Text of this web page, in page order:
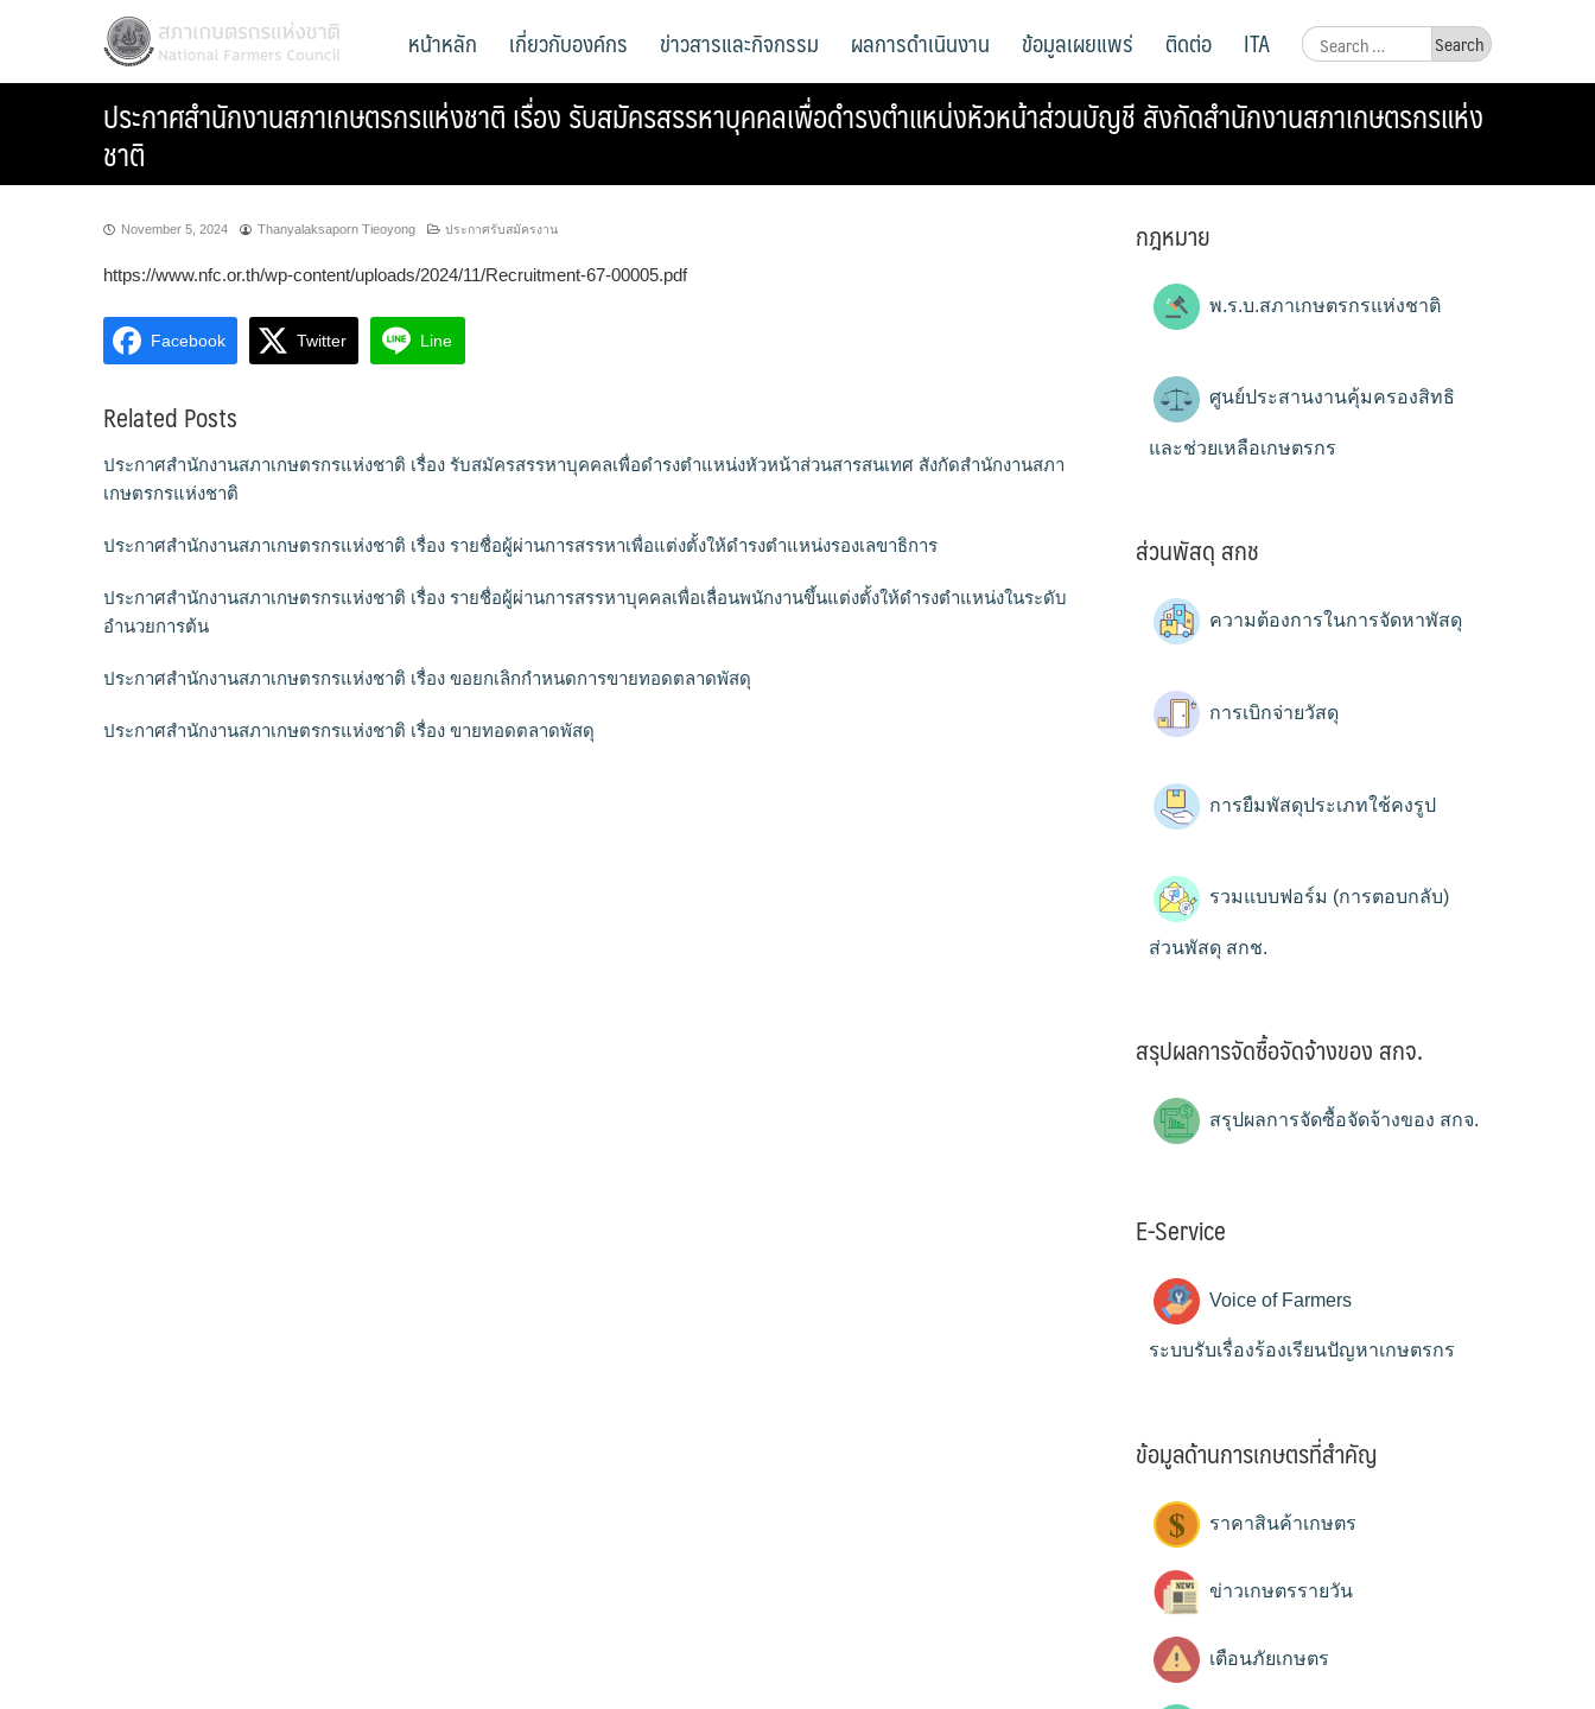
สภาเกษตรกรแห่งชาติ
National Farmers Council
Search
for:
หน้าหลัก เกี่ยวกับองค์กร ข่าวสารและกิจกรรม ผลการดำเนินงาน ข้อมูลเผยแพร่ ติดต่อ ITA
ประกาศสำนักงานสภาเกษตรกรแห่งชาติ เรื่อง รับสมัครสรรหาบุคคลเพื่อดำรงตำแหน่งหัวหน้าส่วนบัญชี สังกัดสำนักงานสภาเกษตรกรแห่ง
ชาติ
November 5, 2024 Thanyalaksaporn Tieoyong ประกาศรับสมัครงาน
https://www.nfc.or.th/wp-content/uploads/2024/11/Recruitment-67-00005.pdf
Facebook Twitter Line
Related Posts
ประกาศสำนักงานสภาเกษตรกรแห่งชาติ เรื่อง รับสมัครสรรหาบุคคลเพื่อดำรงตำแหน่งหัวหน้าส่วนสารสนเทศ สังกัดสำนักงานสภา
เกษตรกรแห่งชาติ
ประกาศสำนักงานสภาเกษตรกรแห่งชาติ เรื่อง รายชื่อผู้ผ่านการสรรหาเพื่อแต่งตั้งให้ดำรงตำแหน่งรองเลขาธิการ
ประกาศสำนักงานสภาเกษตรกรแห่งชาติ เรื่อง รายชื่อผู้ผ่านการสรรหาบุคคลเพื่อเลื่อนพนักงานขึ้นแต่งตั้งให้ดำรงตำแหน่งในระดับ
อำนวยการต้น
ประกาศสำนักงานสภาเกษตรกรแห่งชาติ เรื่อง ขอยกเลิกกำหนดการขายทอดตลาดพัสดุ
ประกาศสำนักงานสภาเกษตรกรแห่งชาติ เรื่อง ขายทอดตลาดพัสดุ
กฎหมาย
พ.ร.บ.สภาเกษตรกรแห่งชาติ
ศูนย์ประสานงานคุ้มครองสิทธิ
และช่วยเหลือเกษตรกร
ส่วนพัสดุ สกช
ความต้องการในการจัดหาพัสดุ
การเบิกจ่ายวัสดุ
การยืมพัสดุประเภทใช้คงรูป
รวมแบบฟอร์ม (การตอบกลับ)
ส่วนพัสดุ สกช.
สรุปผลการจัดซื้อจัดจ้างของ สกจ.
สรุปผลการจัดซื้อจัดจ้างของ สกจ.
E-Service
Voice of Farmers
ระบบรับเรื่องร้องเรียนปัญหาเกษตรกร
ข้อมูลด้านการเกษตรที่สำคัญ
ราคาสินค้าเกษตร
ข่าวเกษตรรายวัน
เตือนภัยเกษตร